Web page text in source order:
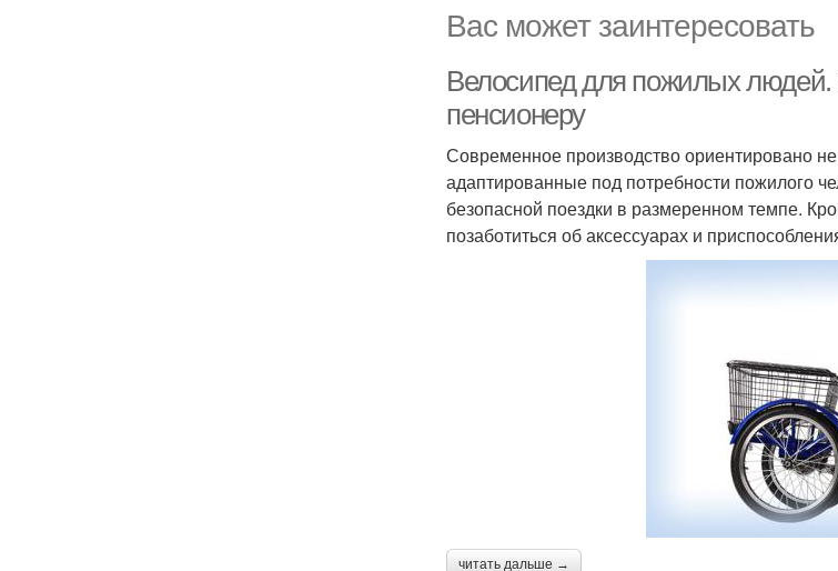
Вас может заинтересовать
Велосипед для пожилых людей.
пенсионеру
Современное производство ориентировано
адаптированные под потребности пожилого
безопасной поездки в размеренном темпе.
позаботиться об аксессуарах и
читать дальше →